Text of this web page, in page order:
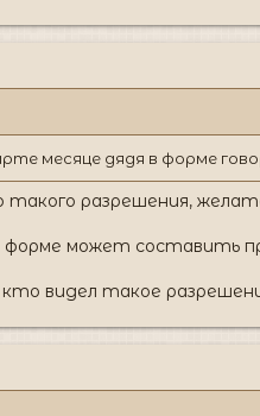
месяце дядя в форме
такого разрешения,
форме может составить
видел такое